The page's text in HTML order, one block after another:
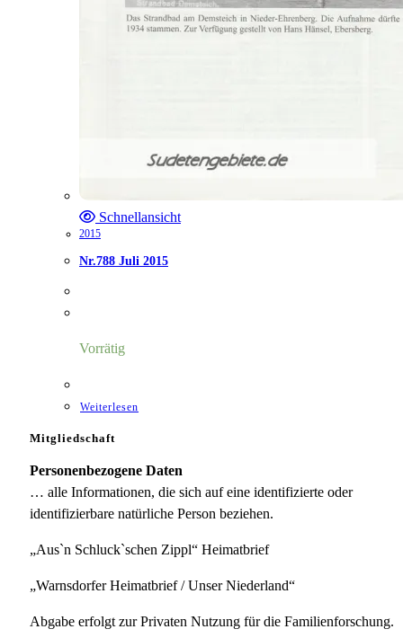
Schnellansicht
2015
Nr.788 Juli 2015
Vorrätig
Weiterlesen
Mitgliedschaft
Personenbezogene Daten
… alle Informationen, die sich auf eine identifizierte oder
identifizierbare natürliche Person beziehen.
„Aus`n Schluck`schen Zippl“ Heimatbrief
„Warnsdorfer Heimatbrief / Unser Niederland“
Abgabe erfolgt zur Privaten Nutzung für die Familienforschung.